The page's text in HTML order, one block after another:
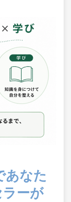
あなた
ーが